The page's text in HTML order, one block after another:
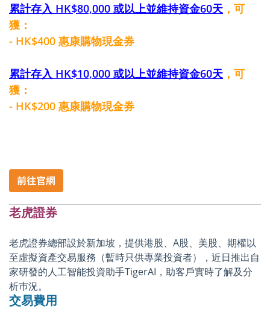
累計存入 HK$80,000 或以上並維持資金60天 ，可
獲：
- HK$400 惠康購物現金券
累計存入 HK$10,000 或以上並維持資金60天 ，可
獲：
- HK$200 惠康購物現金券
老虎證券
老虎證券總部設於新加坡，提供港股、A股、美股、期權以
至虛擬資產交易服務（暫時只供專業投資者），近日推出自
家研發的人工智能投資助手TigerAI，助客戶實時了解及分
析巿況。
交易費用